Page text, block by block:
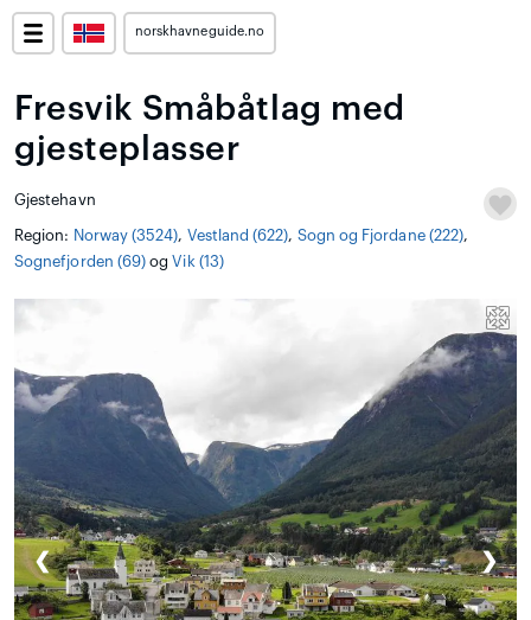
norskhavneguide.no
Fresvik Småbåtlag med
gjesteplasser
Gjestehavn
Region: Norway (3524), Vestland (622), Sogn og Fjordane (222),
Sognefjorden (69) ogVik (13)
❮ ❯